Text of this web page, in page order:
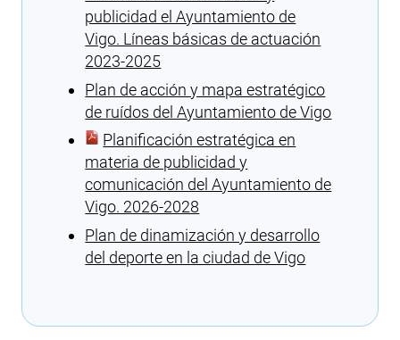
publicidad el Ayuntamiento de
Vigo. Líneas básicas de actuación
2023-2025
Plan de acción y mapa estratégico
de ruídos del Ayuntamiento de Vigo
Planificación estratégica en
materia de publicidad y
comunicación del Ayuntamiento de
Vigo. 2026-2028
Plan de dinamización y desarrollo
del deporte en la ciudad de Vigo